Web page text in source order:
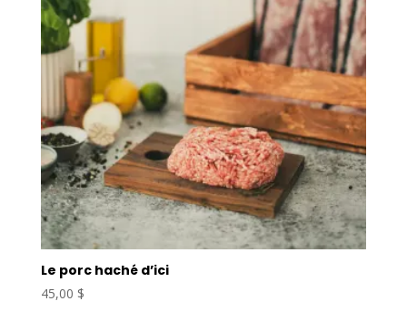
Le porc haché d’ici
45,00 $